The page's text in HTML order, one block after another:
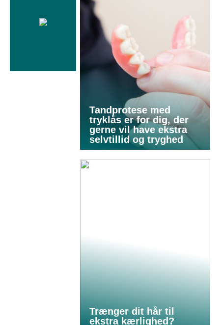
Tandprotese med
tryklås er for dig, der
gerne vil have ekstra
selvtillid og tryghed
Trænger dit hår til
ekstra kærlighed?